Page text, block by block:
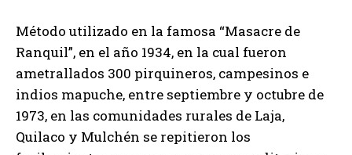
Método utilizado en la famosa “Masacre de
Ranquil”, en el año 1934, en la cual fueron
ametrallados 300 pirquineros, campesinos e
indios mapuche, entre septiembre y octubre de
1973, en las comunidades rurales de Laja,
Quilaco y Mulchén se repitieron los